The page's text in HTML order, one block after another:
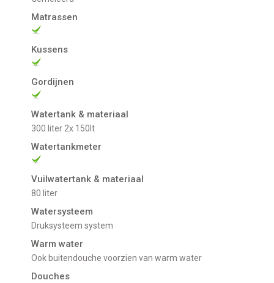
Matrassen
Kussens
Gordijnen
Watertank & materiaal
300 liter 2x 150lt
Watertankmeter
Vuilwatertank & materiaal
80 liter
Watersysteem
Druksysteem system
Warm water
ook buitendouche voorzien van warm water
Douches